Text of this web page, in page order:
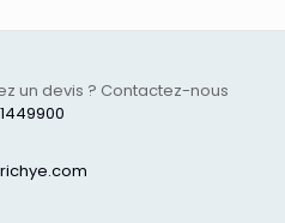
un devis ? Contactez-nous